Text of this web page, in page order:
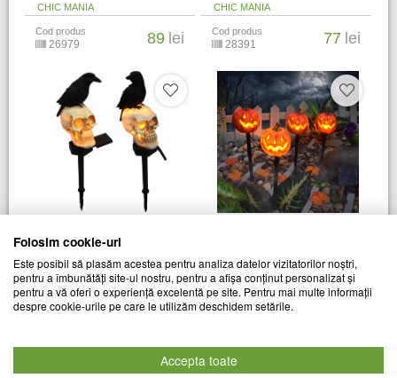
CHIC MANIA
Cod produs
26979 89 lei
CHIC MANIA
Cod produs
28391 77 lei
Set 2 lampi solare LED pentru
CHIC MANIA
Cod produs 89 lei
CHIC MANIA
Cod produs
Folosim cookie-uri
Este posibil să plasăm acestea pentru analiza datelor vizitatorilor noștri,
pentru a îmbunătăți site-ul nostru, pentru a afișa conținut personalizat și
pentru a vă oferi o experiență excelentă pe site. Pentru mai multe informații
despre cookie-urile pe care le utilizăm deschidem setările.
Accepta toate